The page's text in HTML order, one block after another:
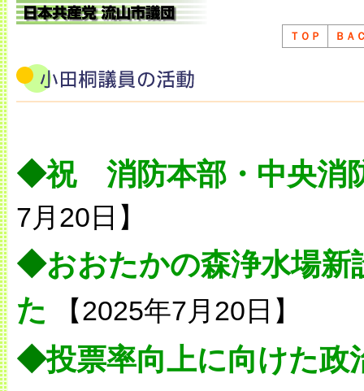
ＴＯＰ ＢＡ
◆祝 消防本部・中央消
7月20日】
◆おおたかの森浄水場新
た
【2025年7月20日】
◆投票率向上に向けた政